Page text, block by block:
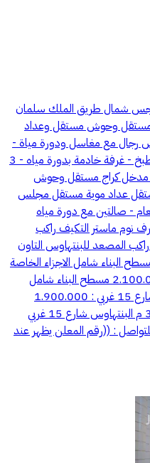
شمال طريق الملك سلمان
مستقل وحوش مستقل وعداد
رجال مع مغاسل ودورة مياة -
صالة طعام - صالتين مع دورة مياه -مطبخ - غرفة خادمة بدورة مياه - 3
: مدخل كراج مستقل وحوش
عداد موية مستقل مجلس
- صالتين مع دورة مياه
- غرفة خادمة بدورة مياه - 3 غرف نوم ماستر التكيف راكب
المصعد للبنتهاوس التاون
شارع 20 شرقي : 2.150.000 مسطح البناء شامل الاجزاء الخاصة
360 م البنتهاوس شارع 20 شرقي :2.100.000 مسطح البناء شامل
الاجزاء الخاصة 380 م التاون هاوس شارع 15 غربي : 1.900.000
مسطح البناء شامل الاجزاء الخاصة 380 م البنتهاوس شارع 15 غربي
) للتواصل : ((رقم المعلن يظهر عند